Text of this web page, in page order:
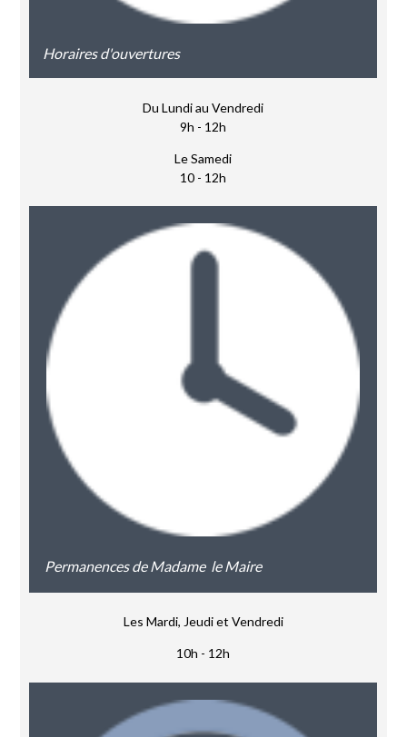
Horaires d'ouvertures
Du Lundi au Vendredi
9h - 12h
Le Samedi
10 - 12h
Permanences de Madame le Maire
Les Mardi, Jeudi et Vendredi
10h - 12h